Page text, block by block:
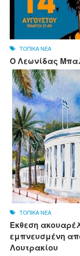
ΤΟΠΙΚΑ ΝΕΑ
Ο Λεωνίδας
ΤΟΠΙΚΑ ΝΕΑ
Έκθεση
εμπνευσμένη
Λουτρακίου